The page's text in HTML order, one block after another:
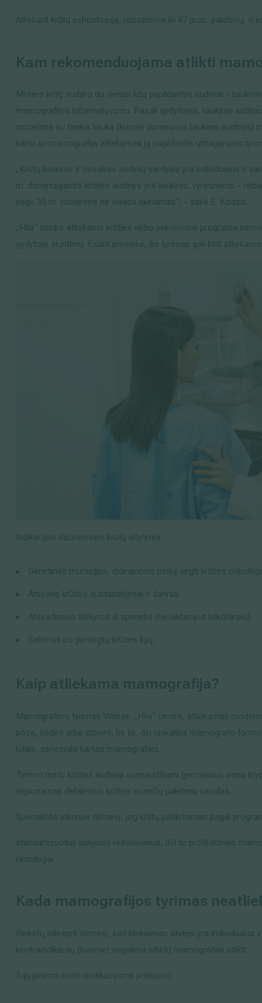
Atliekant krūtų echoskopiją, nustatoma iki 87 proc. pakitimų, o
Kam rekomenduojama atlikti
Moters krūtį sudaro du vienas kitą papildantys audiniai –
mamografijos informatyvumu. Pasak gydytojos, liaukinio
moterims su tankia liauka (kurioje dominuoja liaukinis audinys)
kartu su mamografija atliekamas ją papildantis ultragarsinis
„Krūtų liaukinio ir riebalinio audinių santykis yra individualus ir
m. dominuojantis krūties audinys yra liaukinis, vyresnėms –
negu 35 m. moterims ne visada skiriamas“, – sakė E. Kodzis.
„Hila“ centre atliekama krūties vėžio prevencinė programa
gydytojo siuntimu. Esant poreikiui, šis tyrimas gali būti
Indikacijos dažnesniam krūtų ištyrimui:
Genetinės mutacijos, didinančios riziką sirgti krūties
Atsiradę krūties sustandėjimai ir dariniai.
Atsiradusios išskyros iš spenelio (ne laktacijos laikotarpiu).
Sekimas po persirgtų krūties ligų.
Kaip atliekama mamografija?
Mamografijos tyrimas Vilniuje, „Hila“ centre, atliekamas
pozą, sėdint arba stovint, be to, dėl unikalios mamografo
kitais, senesnės kartos mamografais.
Tyrimo metu krūties audiniai suspaudžiami (pirmiausia viena
išgaunamas detalesnis krūtyje esančių pakitimų vaizdas.
Specialistė atkreipė dėmesį, jog krūtų patikrinimas pagal
standartizuotus kokybės reikalavimus, dėl to profilaktinės
radiologai.
Kada mamografijos tyrimas
Reikėtų atkreipti dėmesį, kad kiekvienas atvejis yra
kontraindikacijų (kuomet negalima atlikti) mamografijai atlikti.
Sąlyginėms kontraindikacijoms priklauso: